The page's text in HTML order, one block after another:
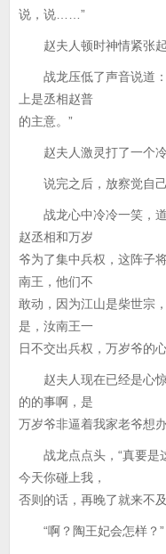
说，说……”
赵夫人顿时神情紧张起
战龙压低了声音说道：
上是丞相赵普
的主意。”
赵夫人激灵打了一个冷
说完之后，放察觉自己
战龙心中冷冷一笑，道
赵丞相和万岁
爷为了集中兵权，这阵子
南王，他们不
敢动，因为江山是柴世宗
是，汝南王一
日不交出兵权，万岁爷的
赵夫人现在已经是心惊
的的事啊，是
万岁爷非逼着我家老爷想
战龙点点头，“真要是
今天你碰上我，
否则的话，再晚了就来不
“啊？陶王妃会怎样？”